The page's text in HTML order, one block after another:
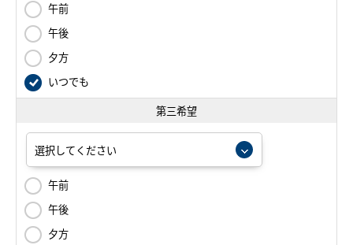
午前
午後
夕方
いつでも
第三希望
午前
午後
夕方